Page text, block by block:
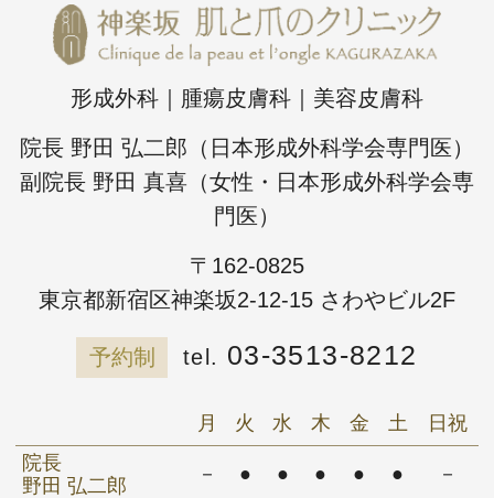
形成外科｜腫瘍皮膚科｜美容皮膚科
院長 野田 弘二郎（日本形成外科学会専門医）
副院長 野田 真喜（女性・日本形成外科学会専
門医）
〒162-0825
東京都新宿区神楽坂2-12-15 さわやビル2F
予約制 03-3513-8212
月 火 水 木 金 土
日祝
院長
野田 弘二郎
－ ● ● ● ● ● －